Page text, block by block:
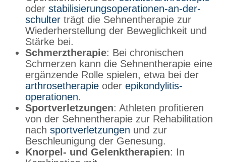
oder stabilisierungsoperationen-an-der-
schulter trägt die Sehnentherapie zur
Wiederherstellung der Beweglichkeit und
Stärke bei.
Schmerztherapie: Bei chronischen
Schmerzen kann die Sehnentherapie eine
ergänzende Rolle spielen, etwa bei der
arthrosetherapie oder epikondylitis-
operationen.
Sportverletzungen: Athleten profitieren
von der Sehnentherapie zur Rehabilitation
nach sportverletzungen und zur
Beschleunigung der Genesung.
Knorpel- und Gelenktherapien: In